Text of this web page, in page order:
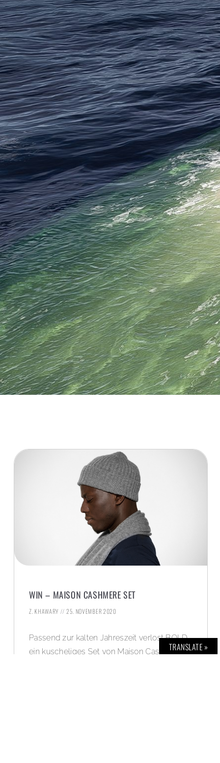
WIN – MAISON CASHMERE SET
Z. KHAWARY 25. NOVEMBER 2020
Passend zur kalten Jahreszeit verlost BOLD
ein kuscheliges Set von Maison Cashmere.TRANSLATE »